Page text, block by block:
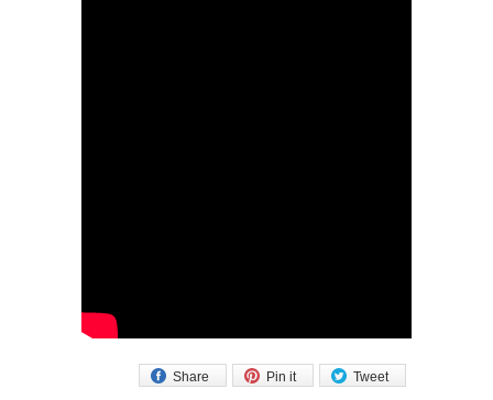
Tweet
Pin it
Share